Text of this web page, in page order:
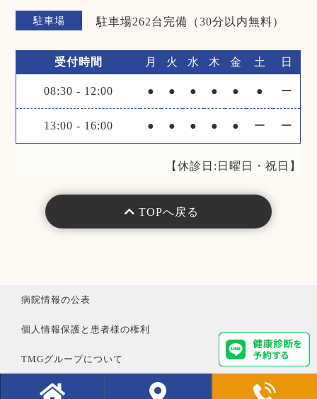
駐車場 駐車場262台完備（30分以内無料）
受付時間 月 火 水 木 金 土 日
08:30 - 12:00 ● ● ● ● ● ● ー
13:00 - 16:00 ● ● ● ● ● ー ー
【休診日:日曜日・祝日】
TOPへ戻る
病院情報の公表
個人情報保護と患者様の権利
TMGグループについて
職員専用サイト